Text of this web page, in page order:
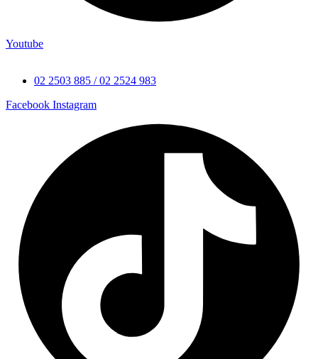
Youtube
02 2503 885 / 02 2524 983
Facebook Instagram